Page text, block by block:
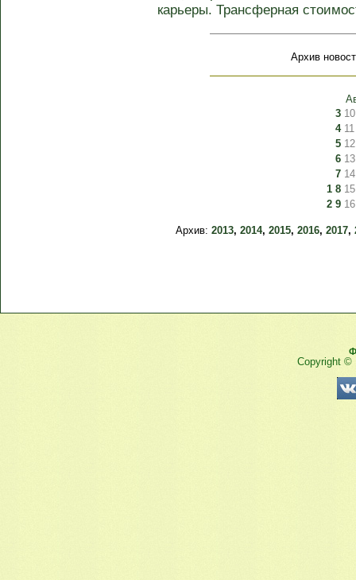
карьеры. Трансферная
Архив
3 10
4 11
5 12
6 13
7 14
1 8 15
2 9 16
Архив:2013,2014,2015,2016,2017,
Copyright ©